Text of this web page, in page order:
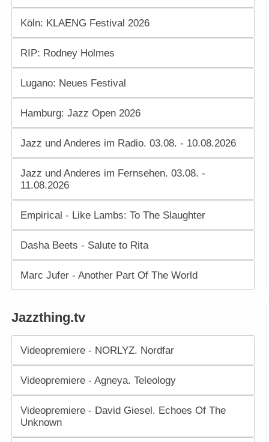
Köln: KLAENG Festival 2026
RIP: Rodney Holmes
Lugano: Neues Festival
Hamburg: Jazz Open 2026
Jazz und Anderes im Radio. 03.08. - 10.08.2026
Jazz und Anderes im Fernsehen. 03.08. -
11.08.2026
Empirical - Like Lambs: To The Slaughter
Dasha Beets - Salute to Rita
Marc Jufer - Another Part Of The World
Jazzthing.tv
Videopremiere - NORLYZ. Nordfar
Videopremiere - Agneya. Teleology
Videopremiere - David Giesel. Echoes Of The
Unknown